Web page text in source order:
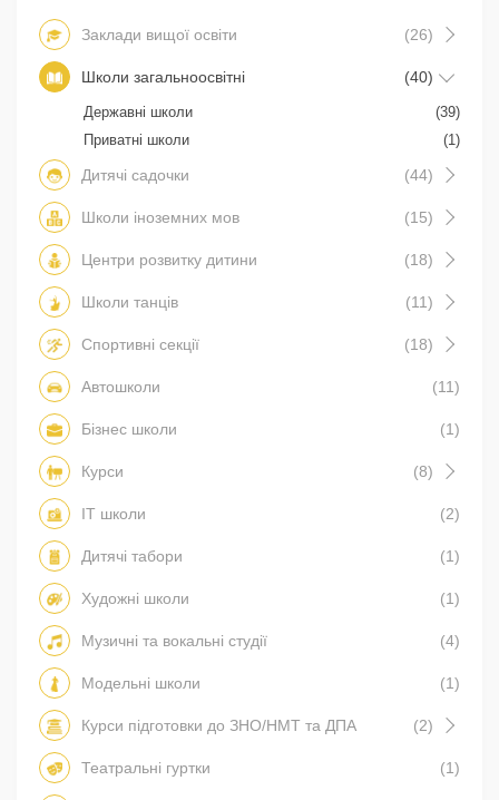
Заклади вищої освіти (26)
Школи загальноосвітні (40)
Державні школи
(39)
Приватні школи
(1)
Дитячі садочки (44)
Школи іноземних мов (15)
Центри розвитку дитини (18)
Школи танців (11)
Спортивні секції (18)
Автошколи (11)
Бізнес школи (1)
Курси (8)
IT школи (2)
Дитячі табори (1)
Художні школи (1)
Музичні та вокальні студії (4)
Модельні школи (1)
Курси підготовки до ЗНО/НМТ та ДПА (2)
Театральні гуртки (1)